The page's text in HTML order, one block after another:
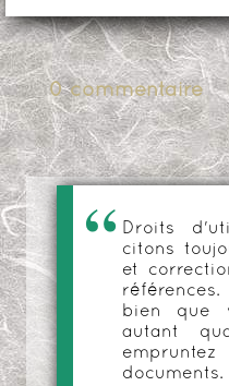
0 commentaire
Droits
citons
et
bien que
autant